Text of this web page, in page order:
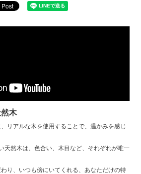
木
リアルな木を使用することで、温かみを感じ
天然木は、色合い、木目など、それぞれが唯一
り、いつも傍にいてくれる、あなただけの特